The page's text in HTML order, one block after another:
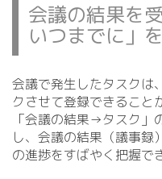
会議の結果を
いつまでに」
会議で発生したタスクは
クさせて登録できること
「会議の結果→タスク」
し、会議の結果（議事録
の進捗をすばやく把握で